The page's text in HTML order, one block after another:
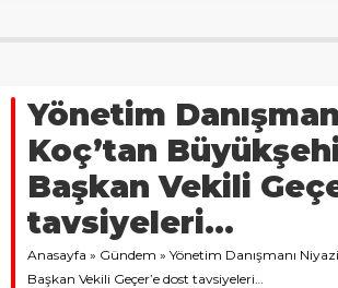
Yönetim
Koç’tan
Başkan Vekili
tavsiyeleri…
Anasayfa » Gündem » Yönetim Danışmanı
Başkan Vekili Geçer’e dost tavsiyeleri…